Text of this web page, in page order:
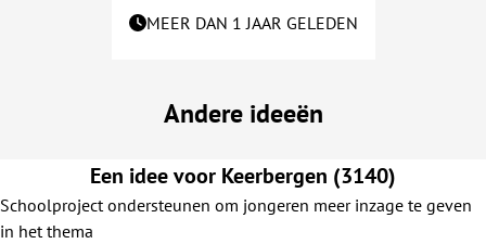
MEER DAN 1 JAAR GELEDEN
Andere ideeën
Een idee voor Keerbergen (3140)
Schoolproject ondersteunen om jongeren meer inzage te geven
in het thema